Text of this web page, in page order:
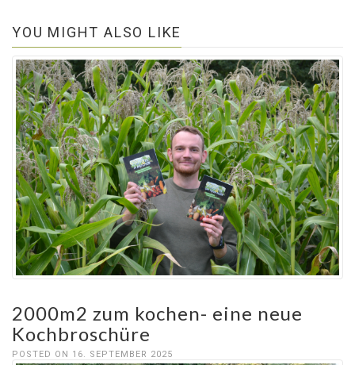
YOU MIGHT ALSO LIKE
2000m2 zum kochen- eine neue
Kochbroschüre
POSTED ON 16. SEPTEMBER 2025